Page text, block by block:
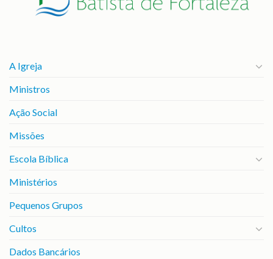
A Igreja
Ministros
Ação Social
Missões
Escola Bíblica
Ministérios
Pequenos Grupos
Cultos
Dados Bancários